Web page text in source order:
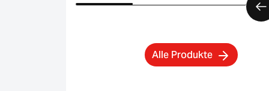
Alle Produkte